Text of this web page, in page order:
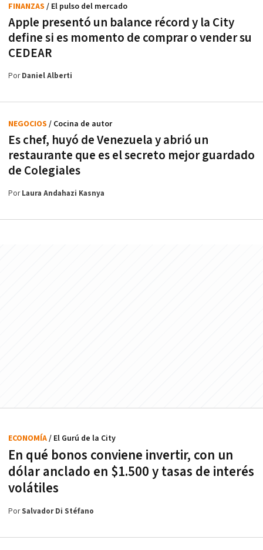
Apple presentó un balance récord y la City
define si es momento de comprar o vender su
CEDEAR
FINANZAS / El pulso del mercado
PorDaniel Alberti
Es chef, huyó de Venezuela y abrió un
restaurante que es el secreto mejor guardado
de Colegiales
NEGOCIOS / Cocina de autor
PorLaura Andahazi Kasnya
En qué bonos conviene invertir, con un
dólar anclado en $1.500 y tasas de interés
volátiles
ECONOMÍA/ El Gurú de la City
PorSalvador Di Stéfano